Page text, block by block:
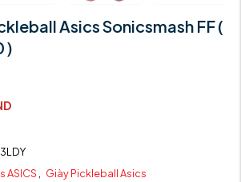
Asics Sonicsmash FF (
)
ASICS , Giày Pickleball Asics